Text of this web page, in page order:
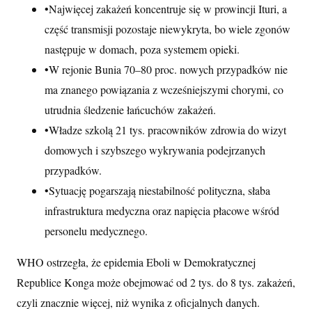
•Najwięcej zakażeń koncentruje się w prowincji Ituri, a
część transmisji pozostaje niewykryta, bo wiele zgonów
następuje w domach, poza systemem opieki.
•W rejonie Bunia 70–80 proc. nowych przypadków nie
ma znanego powiązania z wcześniejszymi chorymi, co
utrudnia śledzenie łańcuchów zakażeń.
•Władze szkolą 21 tys. pracowników zdrowia do wizyt
domowych i szybszego wykrywania podejrzanych
przypadków.
•Sytuację pogarszają niestabilność polityczna, słaba
infrastruktura medyczna oraz napięcia płacowe wśród
personelu medycznego.
WHO ostrzegła, że epidemia Eboli w Demokratycznej
Republice Konga może obejmować od 2 tys. do 8 tys. zakażeń,
czyli znacznie więcej, niż wynika z oficjalnych danych.